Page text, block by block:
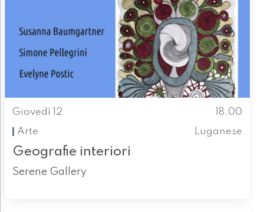
Giovedì 12
18.00
Arte
Luganese
Geografie interiori
Serene Gallery